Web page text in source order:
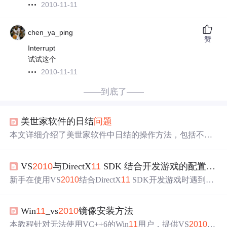
2010-11-11
chen_ya_ping
Interrupt
试试这个
2010-11-11
赞
——到底了——
美世家软件的日结问题
本文详细介绍了美世家软件中日结的操作方法，包括不同
日结时需确保时间与营业日相同，若出错，可在未点单时
进行反日结操作。
VS2010与DirectX11 SDK 结合开发游戏的配置问题
新手在使用VS2010结合DirectX11 SDK开发游戏时遇到库
sual Studio的工具->选项->项目和解决方案->VC++目录中，
分别添加Executable、Include、Library文件夹路径。
Win11 _vs2010镜像安装方法
本教程针对无法使用VC++6的Win11用户，提供VS2010的